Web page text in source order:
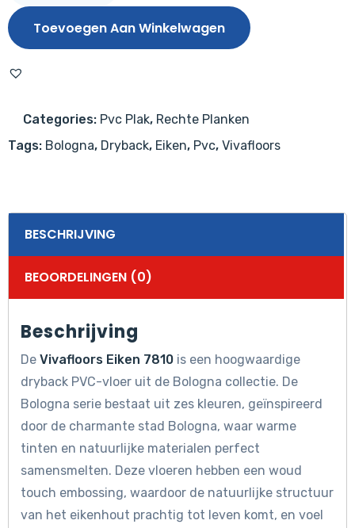
7810
aantal
Toevoegen Aan Winkelwagen
Categories: Pvc Plak, Rechte Planken
Tags: Bologna, Dryback, Eiken, Pvc, Vivafloors
BESCHRIJVING
BEOORDELINGEN (0)
Beschrijving
De Vivafloors Eiken 7810 is een hoogwaardige
dryback PVC-vloer uit de Bologna collectie. De
Bologna serie bestaat uit zes kleuren, geïnspireerd
door de charmante stad Bologna, waar warme
tinten en natuurlijke materialen perfect
samensmelten. Deze vloeren hebben een woud
touch embossing, waardoor de natuurlijke structuur
van het eikenhout prachtig tot leven komt, en voel